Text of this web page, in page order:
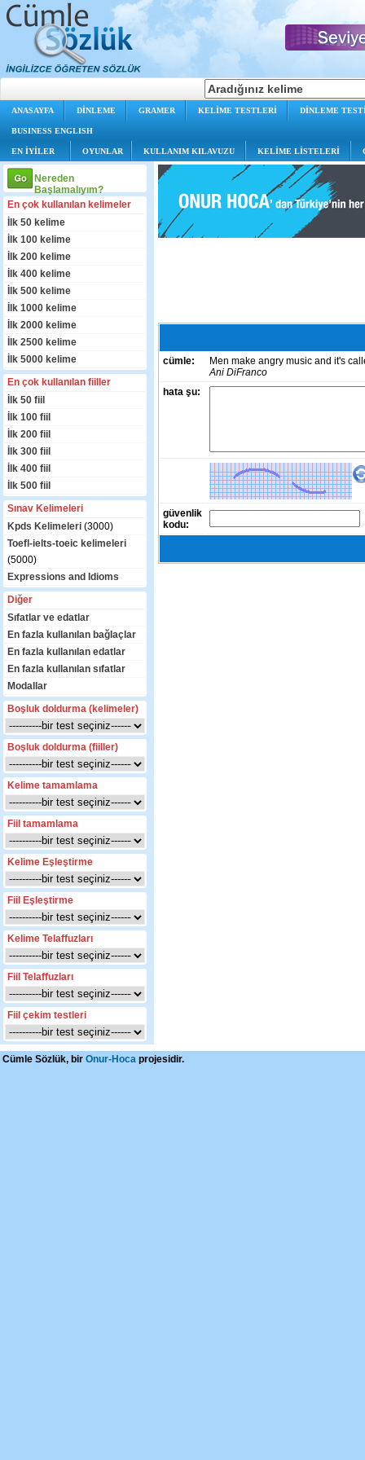
ANASAYFA DİNLEME GRAMER KELİME TESTLERİ DİNLEME
BUSINESS ENGLISH
EN İYİLER OYUNLAR KULLANIM KILAVUZU KELİME LİSTELERİ
Nereden
Başlamalıyım?
En çok kullanılan kelimeler
İlk 50 kelime
İlk 100 kelime
İlk 200 kelime
İlk 400 kelime
İlk 500 kelime
İlk 1000 kelime
İlk 2000 kelime
İlk 2500 kelime
İlk 5000 kelime
En çok kullanılan fiiller
İlk 50 fiil
İlk 100 fiil
İlk 200 fiil
İlk 300 fiil
İlk 400 fiil
İlk 500 fiil
Sınav Kelimeleri
Kpds Kelimeleri (3000)
Toefl-ielts-toeic kelimeleri
(5000)
Expressions and Idioms
Diğer
Sıfatlar ve edatlar
En fazla kullanılan bağlaçlar
En fazla kullanılan edatlar
En fazla kullanılan sıfatlar
Modallar
Boşluk doldurma (kelimeler)
Boşluk doldurma (fiiller)
Kelime tamamlama
Fiil tamamlama
Kelime Eşleştirme
Fiil Eşleştirme
Kelime Telaffuzları
Fiil Telaffuzları
Fiil çekim testleri
cümle:
Men make angry music and it's
Ani DiFranco
hata şu:
güvenlik
kodu:
Cümle Sözlük, bir Onur-Hoca projesidir.